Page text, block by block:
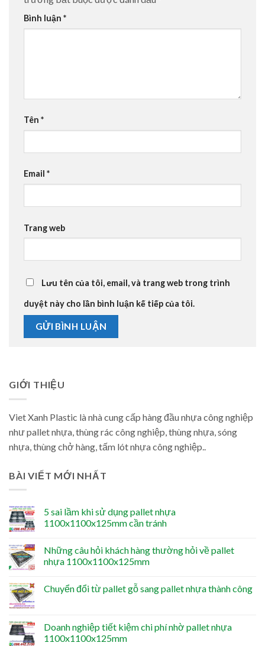
Bình luận *
Tên *
Email *
Trang web
Lưu tên của tôi, email, và trang web trong trình
duyệt này cho lần bình luận kế tiếp của tôi.
GIỚI THIỆU
Viet Xanh Plastic là nhà cung cấp hàng đầu nhựa công nghiệp
như pallet nhựa, thùng rác công nghiệp, thùng nhựa, sóng
nhựa, thùng chở hàng, tấm lót nhựa công nghiệp..
BÀI VIẾT MỚI NHẤT
5 sai lầm khi sử dụng pallet nhựa
1100x1100x125mm cần tránh
Những câu hỏi khách hàng thường hỏi về pallet
nhựa 1100x1100x125mm
Chuyển đổi từ pallet gỗ sang pallet nhựa thành công
Doanh nghiệp tiết kiệm chi phí nhờ pallet nhựa
1100x1100x125mm